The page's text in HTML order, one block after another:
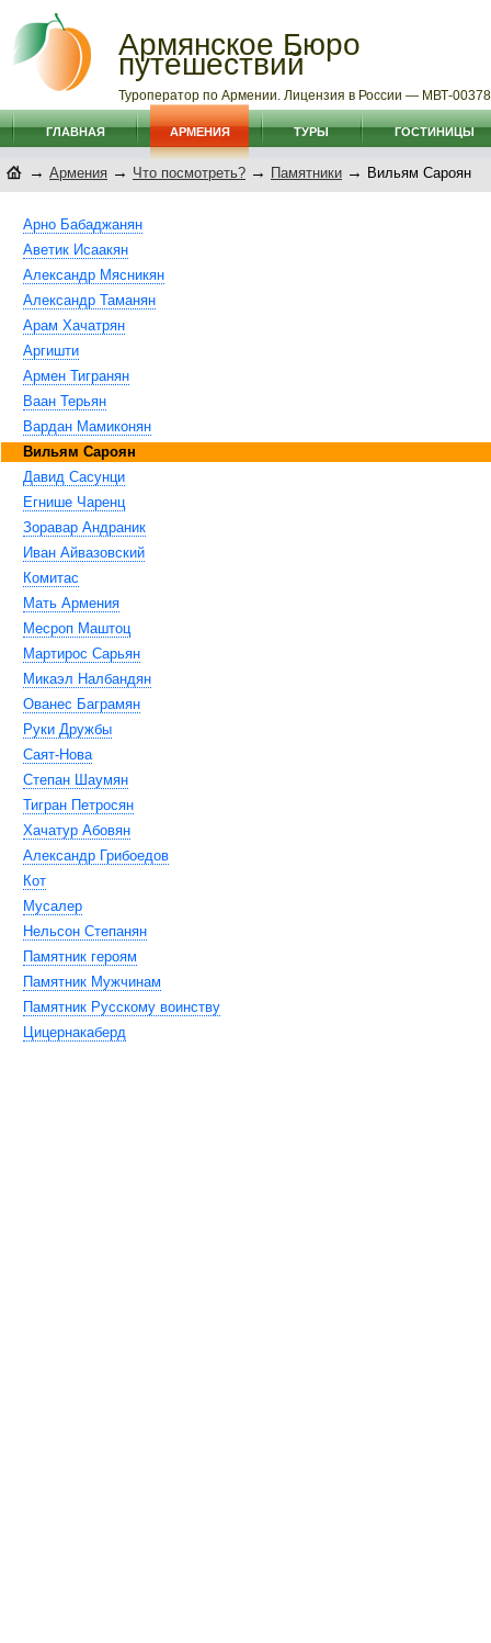
Армянское Бюро
путешествий
Туроператор по Армении. Лицензия в России — МВТ-
ГЛАВНАЯ АРМЕНИЯ ТУРЫ ГОСТИНИЦЫ
→ Армения → Что посмотреть? → Памятники → Вильям Сароян
Арно Бабаджанян
Аветик Исаакян
Александр Мясникян
Александр Таманян
Арам Хачатрян
Аргишти
Армен Тигранян
Ваан Терьян
Вардан Мамиконян
Вильям Сароян
Давид Сасунци
Егнише Чаренц
Зоравар Андраник
Иван Айвазовский
Комитас
Мать Армения
Месроп Маштоц
Мартирос Сарьян
Микаэл Налбандян
Ованес Баграмян
Руки Дружбы
Саят-Нова
Степан Шаумян
Тигран Петросян
Хачатур Абовян
Александр Грибоедов
Кот
Мусалер
Нельсон Степанян
Памятник героям
Памятник Мужчинам
Памятник Русскому воинству
Цицернакаберд